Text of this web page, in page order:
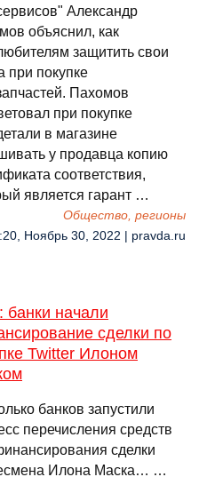
Александр
объяснил, как
защитить свои
при покупке
Пахомов
при покупке
в магазине
у продавца копию
соответствия,
является гарант …
Общество, регионы
Ноябрь 30, 2022 | pravda.ru
банки начали
сделки по
Twitter Илоном
банков запустили
перечисления средств
сделки
Илона Маска… …